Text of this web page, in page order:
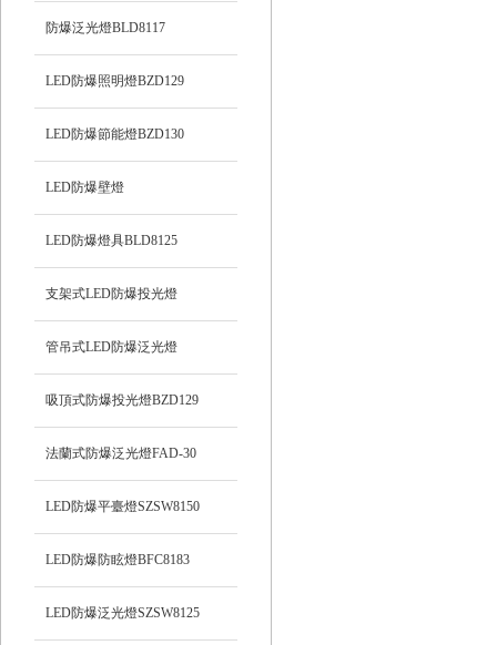
防爆泛光燈BLD8117
LED防爆照明燈BZD129
LED防爆節能燈BZD130
LED防爆壁燈
LED防爆燈具BLD8125
支架式LED防爆投光燈
管吊式LED防爆泛光燈
吸頂式防爆投光燈BZD129
法蘭式防爆泛光燈FAD-30
LED防爆平臺燈SZSW8150
LED防爆防眩燈BFC8183
LED防爆泛光燈SZSW8125